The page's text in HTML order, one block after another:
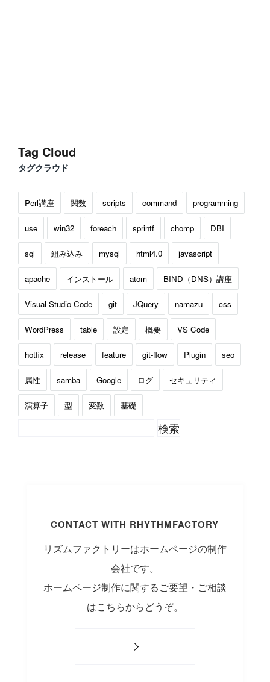
Tag Cloud
タグクラウド
Perl講座 関数 scripts command programming
use win32 foreach sprintf chomp DBI
sql 組み込み mysql html4.0 javascript
apache インストール atom BIND（DNS）講座
Visual Studio Code git JQuery namazu css
WordPress table 設定 概要 VS Code
hotfix release feature git-flow Plugin seo
属性 samba Google ログ セキュリティ
演算子 型 変数 基礎
CONTACT WITH RHYTHMFACTORY
リズムファクトリーはホームページの制作
会社です。
ホームページ制作に関するご要望・ご相談
はこちらからどうぞ。